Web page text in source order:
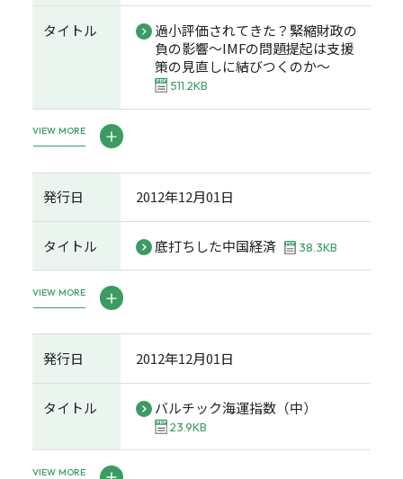
タイトル
過小評価されてきた？緊縮財政の
負の影響～IMFの問題提起は支援
策の見直しに結びつくのか～
511.2KB
VIEW MORE
発行日 2012年12月01日
タイトル 底打ちした中国経済 38.3KB
VIEW MORE
発行日 2012年12月01日
タイトル バルチック海運指数（中）
23.9KB
VIEW MORE